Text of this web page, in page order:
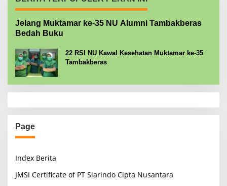
Jelang Muktamar ke-35 NU Alumni Tambakberas
Bedah Buku
22 RSI NU Kawal Kesehatan Muktamar ke-35
Tambakberas
Page
Index Berita
JMSI Certificate of PT Siarindo Cipta Nusantara